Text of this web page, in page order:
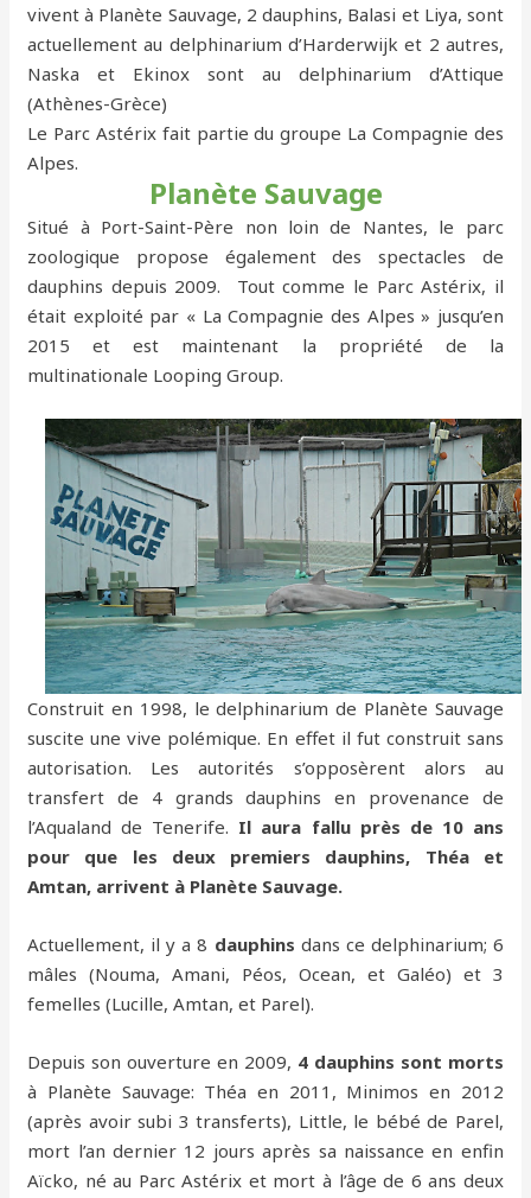
vivent à Planète Sauvage, 2 dauphins, Balasi et Liya, sont
actuellement au delphinarium d’Harderwijk et 2 autres,
Naska et Ekinox sont au delphinarium d’Attique
(Athènes-Grèce)
Le Parc Astérix fait partie du groupe La Compagnie des
Alpes.
Planète Sauvage
Situé à Port-Saint-Père non loin de Nantes, le parc
zoologique propose également des spectacles de
dauphins depuis 2009. Tout comme le Parc Astérix, il
était exploité par « La Compagnie des Alpes » jusqu’en
2015 et est maintenant la propriété de la
multinationale Looping Group.
Construit en 1998, le delphinarium de Planète Sauvage
suscite une vive polémique. En effet il fut construit sans
autorisation. Les autorités s’opposèrent alors au
transfert de 4 grands dauphins en provenance de
l’Aqualand de Tenerife. Il aura fallu près de 10 ans
pour que les deux premiers dauphins, Théa et
Amtan, arrivent à Planète Sauvage.
Actuellement, il y a 8 dauphins dans ce delphinarium; 6
mâles (Nouma, Amani, Péos, Ocean, et Galéo) et 3
femelles (Lucille, Amtan, et Parel).
Depuis son ouverture en 2009, 4 dauphins sont morts
à Planète Sauvage: Théa en 2011, Minimos en 2012
(après avoir subi 3 transferts), Little, le bébé de Parel,
mort l’an dernier 12 jours après sa naissance en enfin
Aïcko, né au Parc Astérix et mort à l’âge de 6 ans deux